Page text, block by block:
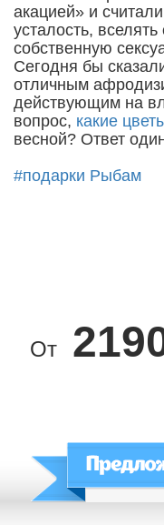
акацией» и
усталость,
собственную
Сегодня бы
отличным
действующим на
вопрос, какие
весной? Ответ
#подарки Рыбам
От